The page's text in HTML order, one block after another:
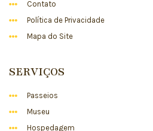
Contato
Política de Privacidade
Mapa do Site
SERVIÇOS
Passeios
Museu
Hospedagem